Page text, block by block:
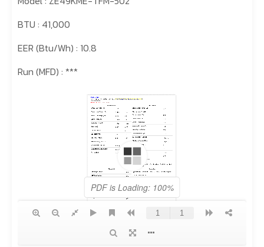
BTU : 41,000
EER (Btu/Wh) : 10.8
Run (MFD) : ***